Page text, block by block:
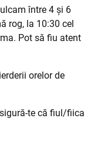
între 4 și 6
rog, la 10:30 cel
Pot să fiu atent
orelor de
te că fiul/fiica